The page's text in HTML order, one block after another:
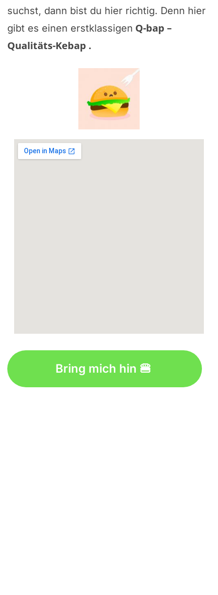
suchst, dann bist du hier richtig. Denn hier
gibt es einen erstklassigen Q-bap –
Qualitäts-Kebap .
Bring mich hin 🍔